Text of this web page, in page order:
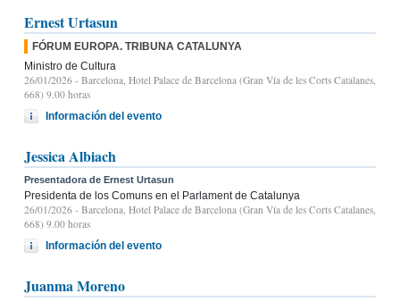
Ernest Urtasun
FÓRUM EUROPA. TRIBUNA CATALUNYA
Ministro de Cultura
26/01/2026 - Barcelona, Hotel Palace de Barcelona (Gran Vía de les Corts Catalanes,
668) 9.00 horas
Información del evento
Jessica Albiach
Presentadora de Ernest Urtasun
Presidenta de los Comuns en el Parlament de Catalunya
26/01/2026 - Barcelona, Hotel Palace de Barcelona (Gran Vía de les Corts Catalanes,
668) 9.00 horas
Información del evento
Juanma Moreno